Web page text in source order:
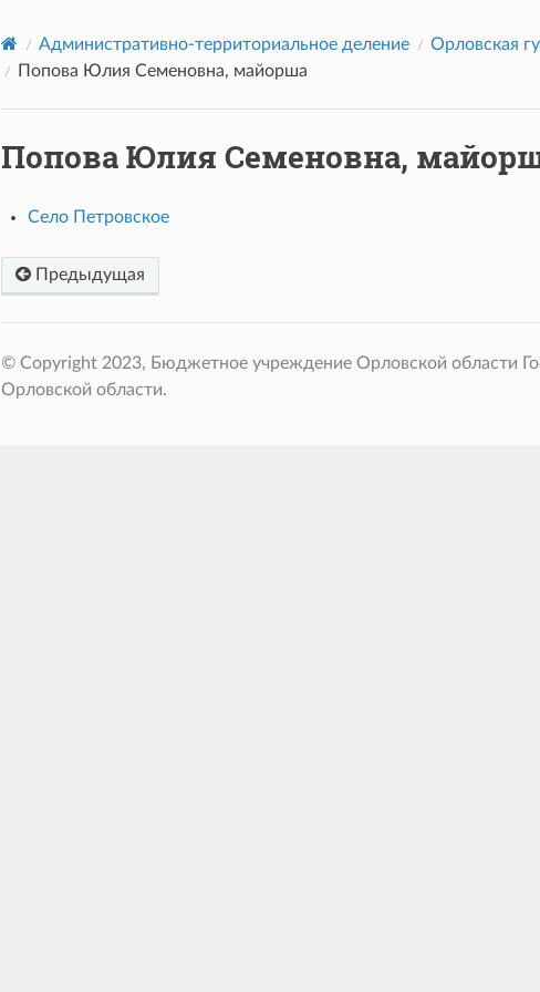
Административно-территориальное деление Орловская
Попова Юлия Семеновна, майорша
Попова Юлия Семеновна,
Село Петровское
Предыдущая
© Copyright 2023, Бюджетное учреждение Орловской области
Орловской области.